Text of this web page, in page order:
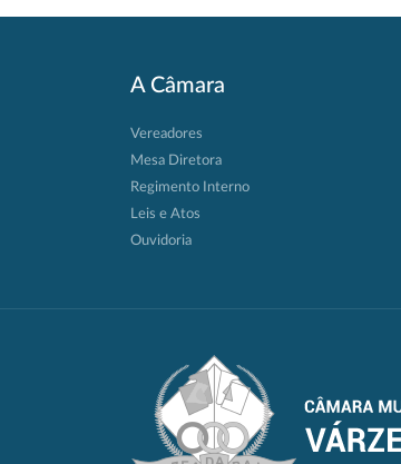
A Câmara
Vereadores
Mesa Diretora
Regimento Interno
Leis e Atos
Ouvidoria